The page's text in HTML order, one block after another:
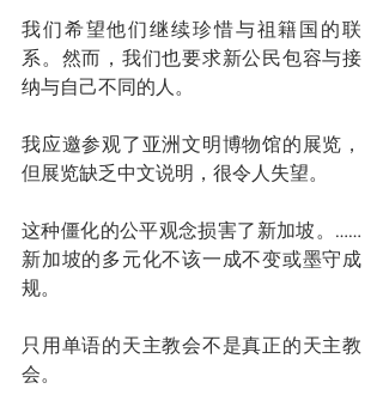
我们希望他们继续珍惜与祖籍国的联
系。然而，我们也要求新公民包容与接
纳与自己不同的人。
我应邀参观了亚洲文明博物馆的展览，
但展览缺乏中文说明，很令人失望。
这种僵化的公平观念损害了新加坡。……
新加坡的多元化不该一成不变或墨守成
规。
只用单语的天主教会不是真正的天主教
会。